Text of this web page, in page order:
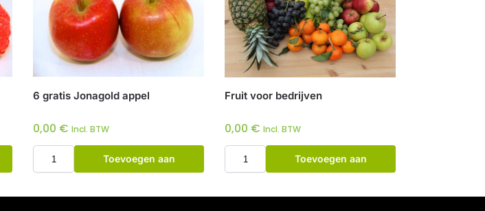
6 gratis Jonagold appel
0,00 € Incl. BTW
Toevoegen aan
Fruit voor bedrijven
0,00 € Incl. BTW
Toevoegen aan